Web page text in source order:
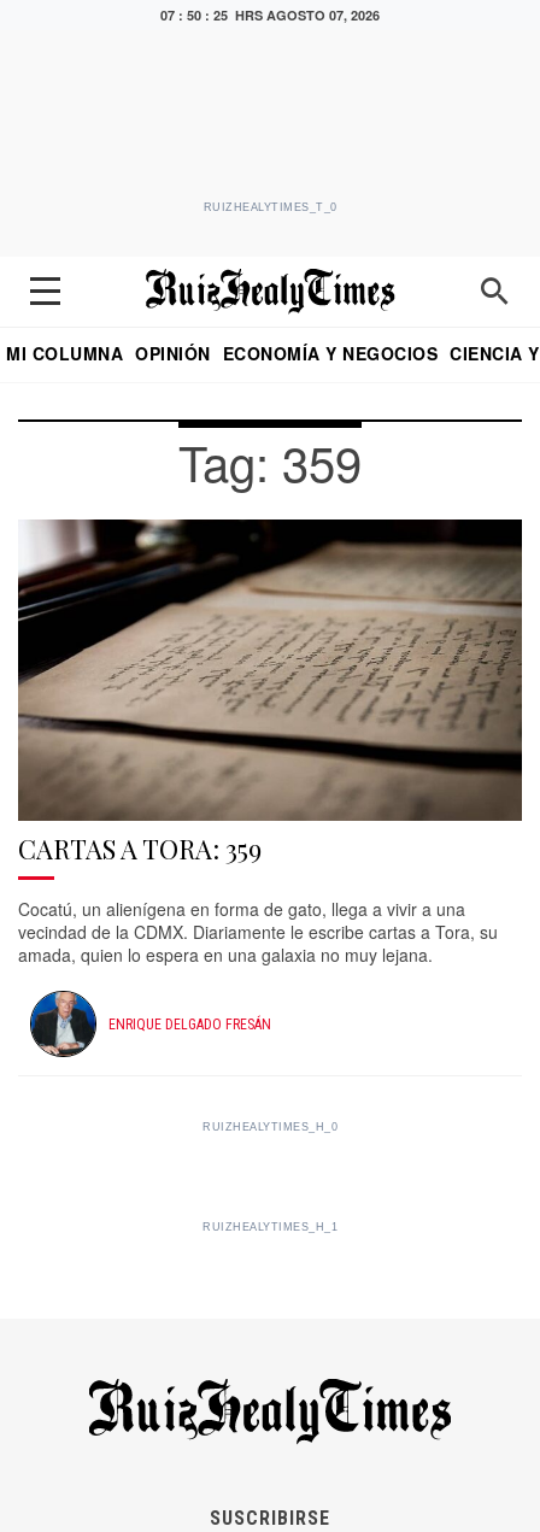
07 : 50 : 25 HRS AGOSTO 07, 2026
RUIZHEALYTIMES_T_0
MI COLUMNA OPINIÓN ECONOMÍA Y NEGOCIOS CIENCIA
Tag: 359
CARTAS A TORA: 359
Cocatú, un alienígena en forma de gato, llega a vivir a una
vecindad de la CDMX. Diariamente le escribe cartas a Tora, su
amada, quien lo espera en una galaxia no muy lejana.
ENRIQUE DELGADO FRESÁN
RUIZHEALYTIMES_H_0
RUIZHEALYTIMES_H_1
SUSCRIBIRSE